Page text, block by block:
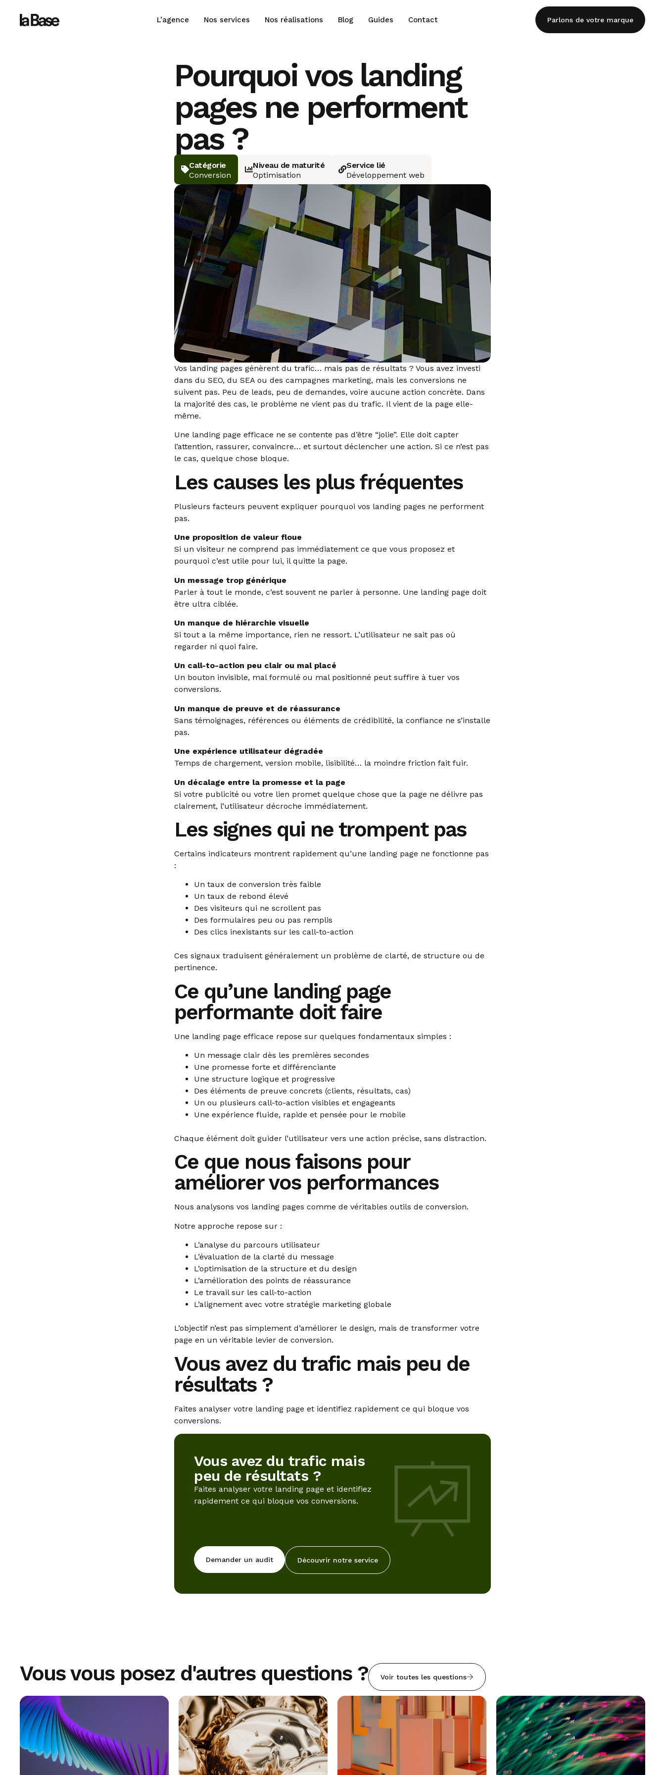
L’agence Nos services Nos réalisations Blog Guides Contact Parlons de votre marque
Pourquoi vos landing
pages ne performent
pas ?
Catégorie
Conversion
Niveau de maturité
Optimisation
Service lié
Développement web
Vos landing pages génèrent du trafic… mais pas de résultats ? Vous avez investi
dans du SEO, du SEA ou des campagnes marketing, mais les conversions ne
suivent pas. Peu de leads, peu de demandes, voire aucune action concrète. Dans
la majorité des cas, le problème ne vient pas du trafic. Il vient de la page elle-
même.
Une landing page efficace ne se contente pas d’être “jolie”. Elle doit capter
l’attention, rassurer, convaincre… et surtout déclencher une action. Si ce n’est pas
le cas, quelque chose bloque.
Les causes les plus fréquentes
Plusieurs facteurs peuvent expliquer pourquoi vos landing pages ne performent
pas.
Une proposition de valeur floue
Si un visiteur ne comprend pas immédiatement ce que vous proposez et
pourquoi c’est utile pour lui, il quitte la page.
Un message trop générique
Parler à tout le monde, c’est souvent ne parler à personne. Une landing page doit
être ultra ciblée.
Un manque de hiérarchie visuelle
Si tout a la même importance, rien ne ressort. L’utilisateur ne sait pas où
regarder ni quoi faire.
Un call-to-action peu clair ou mal placé
Un bouton invisible, mal formulé ou mal positionné peut suffire à tuer vos
conversions.
Un manque de preuve et de réassurance
Sans témoignages, références ou éléments de crédibilité, la confiance ne s’installe
pas.
Une expérience utilisateur dégradée
Temps de chargement, version mobile, lisibilité… la moindre friction fait fuir.
Un décalage entre la promesse et la page
Si votre publicité ou votre lien promet quelque chose que la page ne délivre pas
clairement, l’utilisateur décroche immédiatement.
Les signes qui ne trompent pas
Certains indicateurs montrent rapidement qu’une landing page ne fonctionne pas
:
Un taux de conversion très faible
Un taux de rebond élevé
Des visiteurs qui ne scrollent pas
Des formulaires peu ou pas remplis
Des clics inexistants sur les call-to-action
Ces signaux traduisent généralement un problème de clarté, de structure ou de
pertinence.
Ce qu’une landing page
performante doit faire
Une landing page efficace repose sur quelques fondamentaux simples :
Un message clair dès les premières secondes
Une promesse forte et différenciante
Une structure logique et progressive
Des éléments de preuve concrets (clients, résultats, cas)
Un ou plusieurs call-to-action visibles et engageants
Une expérience fluide, rapide et pensée pour le mobile
Chaque élément doit guider l’utilisateur vers une action précise, sans distraction.
Ce que nous faisons pour
améliorer vos performances
Nous analysons vos landing pages comme de véritables outils de conversion.
Notre approche repose sur :
L’analyse du parcours utilisateur
L’évaluation de la clarté du message
L’optimisation de la structure et du design
L’amélioration des points de réassurance
Le travail sur les call-to-action
L’alignement avec votre stratégie marketing globale
L’objectif n’est pas simplement d’améliorer le design, mais de transformer votre
page en un véritable levier de conversion.
Vous avez du trafic mais peu de
résultats ?
Faites analyser votre landing page et identifiez rapidement ce qui bloque vos
conversions.
Vous avez du trafic mais
peu de résultats ?
Faites analyser votre landing page et identifiez
rapidement ce qui bloque vos conversions.
Demander un audit Découvrir notre service
Vous vous posez d'autres questions ? Voir toutes les questions